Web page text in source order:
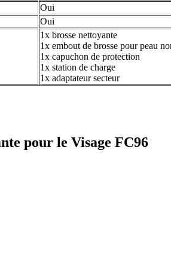
Oui
Oui
1x brosse nettoyante
1x embout de brosse pour peau
1x capuchon de protection
1x station de charge
1x adaptateur secteur
pour le Visage FC96